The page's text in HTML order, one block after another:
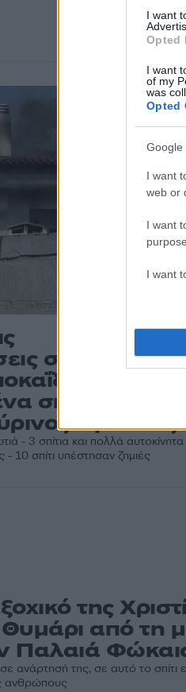
I want
Opted
I want
of my
was
Opted
Google
I want
web or
I want
I want
στην
και
σπίτια άφησε
εφιάλτης
- 3 σπίτια και πολλά αυτοκίνητα
σπίτι υπέστησαν ζημιές
της
από τη
Παλαιά
ανάρτησή της, σε αυτό το σπίτι
ανθρώπους